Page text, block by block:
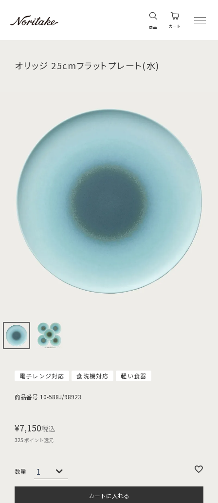
商品 カート
オリッジ 25cmフラットプレート(水)
電子レンジ対応 食洗機対応 軽い食器
商品番号 10-588J/98923
¥7,150税込
325ポイント還元
カートに入れる